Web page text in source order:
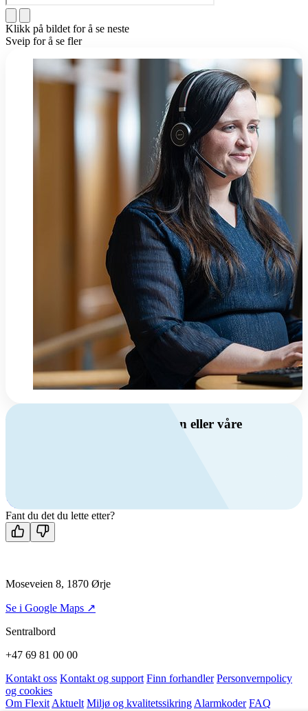
Klikk på bildet for å se neste
Sveip for å se fler
Har du spørsmål om ventilasjon eller våre
Kontakt oss
Fant du det du lette etter?
Moseveien 8, 1870 Ørje
Se i Google Maps ↗
Sentralbord
+47 69 81 00 00
Kontakt oss Kontakt og support Finn forhandler Personvernpolicy
og cookies
Om Flexit Aktuelt Miljø og kvalitetssikring Alarmkoder FAQ